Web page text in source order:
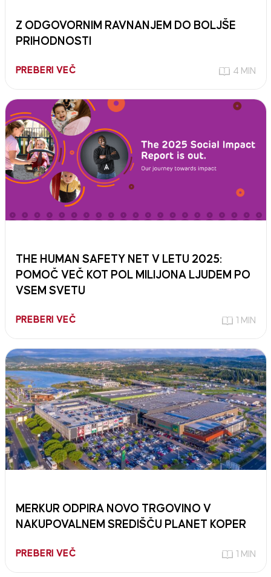
Z ODGOVORNIM RAVNANJEM DO BOLJŠE
PRIHODNOSTI
PREBERI VEČ 4 MIN
THE HUMAN SAFETY NET V LETU 2025:
POMOČ VEČ KOT POL MILIJONA LJUDEM PO
VSEM SVETU
PREBERI VEČ 1 MIN
MERKUR ODPIRA NOVO TRGOVINO V
NAKUPOVALNEM SREDIŠČU PLANET KOPER
PREBERI VEČ 1 MIN